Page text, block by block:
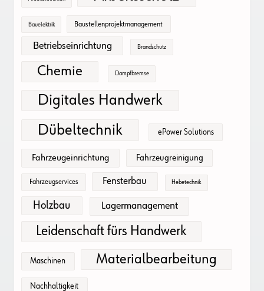
Bauelektrik Baustellenprojektmanagement
Betriebseinrichtung Brandschutz
Chemie Dampfbremse
Digitales Handwerk
Dübeltechnik
ePower Solutions
Fahrzeugeinrichtung Fahrzeugreinigung
Fahrzeugservices Fensterbau Hebetechnik
Holzbau Lagermanagement
Leidenschaft fürs Handwerk
Maschinen Materialbearbeitung
Nachhaltigkeit